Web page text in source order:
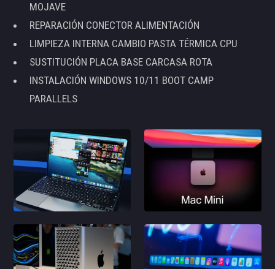
MOJAVE
REPARACIÓN CONECTOR ALIMENTACIÓN
LIMPIEZA INTERNA CAMBIO PASTA TÉRMICA CPU
SUSTITUCIÓN PLACA BASE CARCASA ROTA
INSTALACIÓN WINDOWS 10/11 BOOT CAMP
PARALLELS